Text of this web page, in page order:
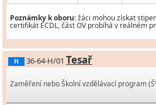
Poznámky k oboru:žáci mohou získat
certifikát ECDL, část OV probíhá v reálném
H 36-64-H/01 Tesař
Zaměření nebo Školní vzdělávací program